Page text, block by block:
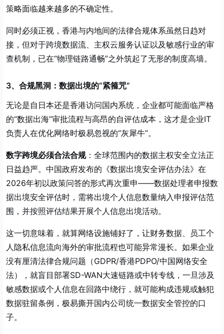
策略面临越来越多的不确定性。
同时必须正视，香港与内地间的法律合规体系虽然日趋对
接，但对于跨境数据流、主权云服务认证以及敏感行业的审
查机制，已在“物理链路通畅”之外筑起了无形的制度高墙。
3、合规黑洞：数据出境的“紧箍咒”
无论是自日本还是香港访问国内系统，企业都可能面临严格
的“数据出海”审批流程与高昂的自评估成本，这才是企业IT
负责人在优化网络时极易忽视的“灰犀牛”。
数字跨境必须合法合规：全球范围内的数据主权安全立法正
日益趋严。中国政府发布的《数据出境安全评估办法》在
2026年初以政策问答的形式再次重申——数据处理者申报数
据出境安全评估时，需将出境个人信息数量纳入申报评估范
围，并按照评估结果开展个人信息出境活动。
这一切意味着，就算网络设施铺好了，让财务数据、员工个
人隐私信息流向海外的审批流程也可能异常漫长。如果企业
没有厘清法律合规问题（GDPR/香港PDPO/中国网络安全
法），就盲目部署SD-WAN大速链路或中转专线，一旦涉及
敏感数据或个人信息在回路中绕行，就可能构成违规或触犯
数据驻留条例，极易撕开国内公司统一数据安全管控的口
子。